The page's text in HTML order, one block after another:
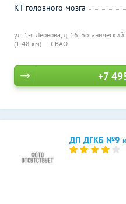
ул. 1-я Леонова, д. 16,
(1.48 км)
СВАО
КТ головного мозга
+7
ДП ДГКБ №9